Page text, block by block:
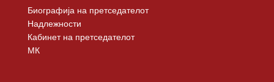
Биографија на претседателот
Надлежности
Кабинет на претседателот
МК